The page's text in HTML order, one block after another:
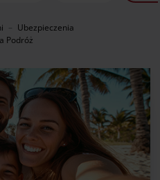
Ubezpieczenia
Podróż